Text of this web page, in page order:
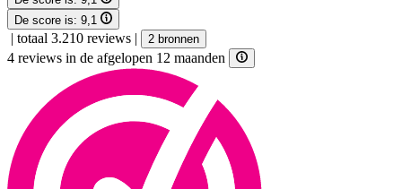
De score is: 9,1
| totaal 3.210 reviews | 2 bronnen
4 reviews in de afgelopen 12 maanden